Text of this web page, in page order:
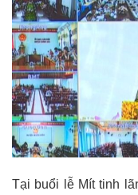
Tại buổi lễ Mít tinh